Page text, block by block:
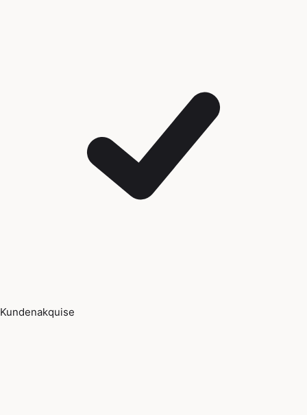
Kundenakquise